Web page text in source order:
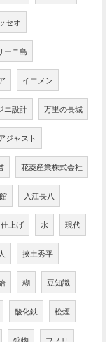
セオ
ーニ島
イエメン
エ設計 万里の長城
ジャスト
花菱産業株式会社
入江長八
仕上げ 水 現代
挾土秀平
糊 豆知識
酸化鉄 松煙